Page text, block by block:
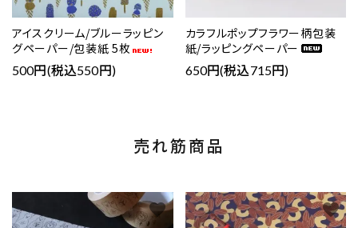
アイスクリーム/ブルーラッピン
グペーパー/包装紙 5枚
500円(税込550円)
カラフルポップフラワー柄包装
紙/ラッピングペーパー
650円(税込715円)
売れ筋商品
favorite favorite